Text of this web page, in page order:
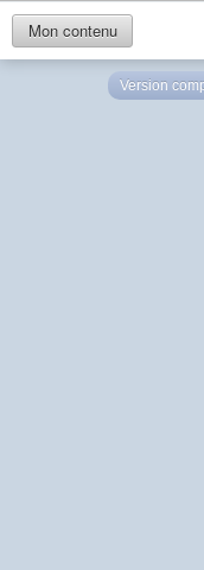
Mon contenu
Version